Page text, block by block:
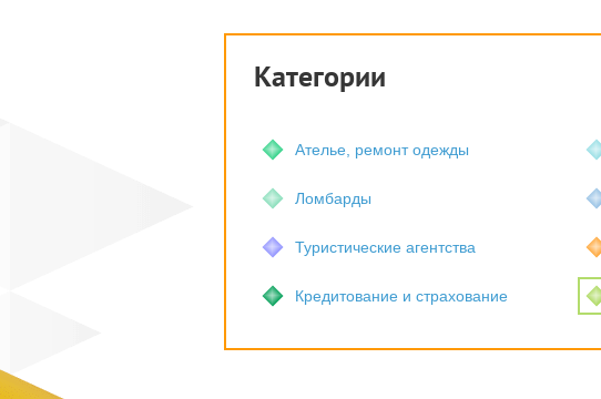
Категории
Ателье, ремонт одежды
Ломбарды
Туристические агентства
Кредитование и страхование